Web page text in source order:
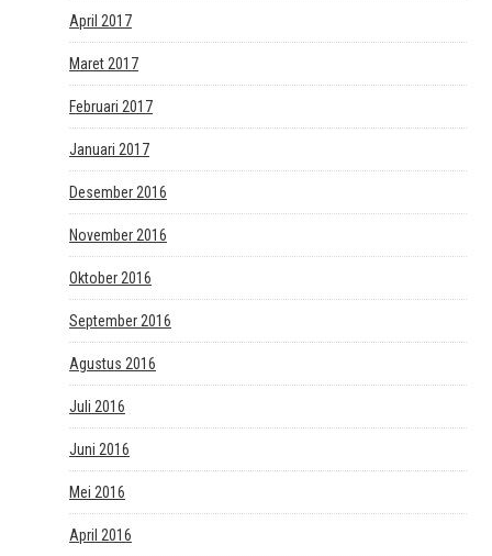
April 2017
Maret 2017
Februari 2017
Januari 2017
Desember 2016
November 2016
Oktober 2016
September 2016
Agustus 2016
Juli 2016
Juni 2016
Mei 2016
April 2016